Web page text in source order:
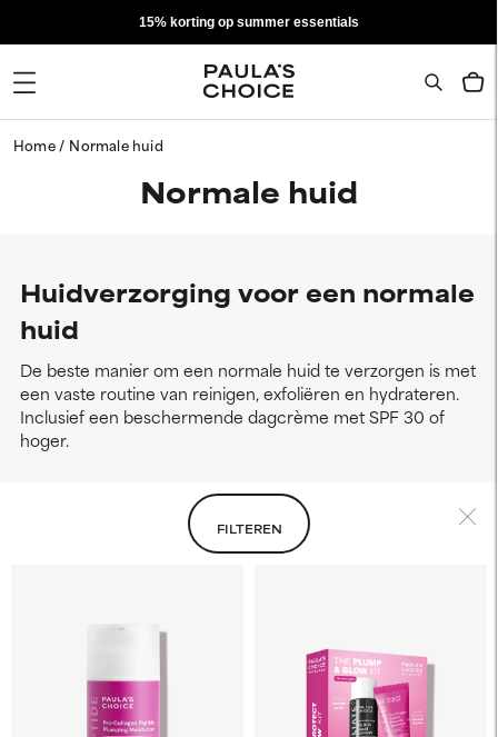
15% korting op summer essentials
Home Normale huid
Normale huid
Huidverzorging voor een normale
huid
De beste manier om een normale huid te verzorgen is met
een vaste routine van reinigen, exfoliëren en hydrateren.
Inclusief een beschermende dagcrème met SPF 30 of
hoger.
FILTEREN